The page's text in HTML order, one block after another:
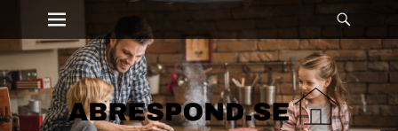
Skip
content
Primary Menu